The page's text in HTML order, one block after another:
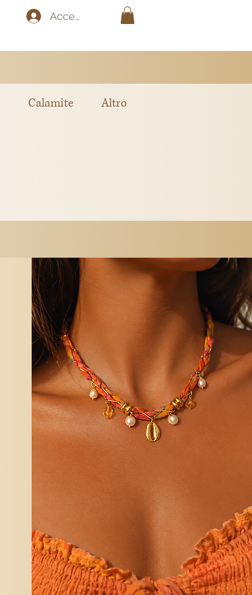
Accedi
Calamite Altro